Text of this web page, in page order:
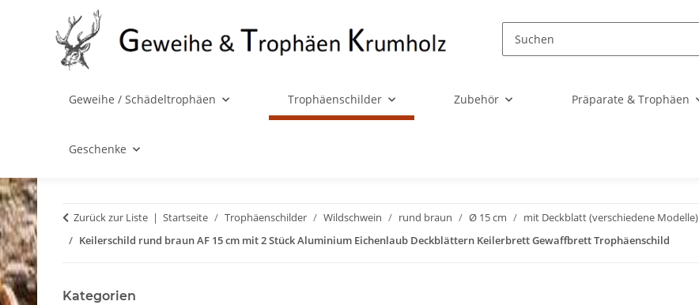
Geweihe / Schädeltrophäen Trophäenschilder Zubehör Präparate & Trophäen
Geschenke
Zurück zur Liste Startseite Trophäenschilder Wildschwein rund braun Ø 15 cm mit Deckblatt (verschiedene Modelle)
Keilerschild rund braun AF 15 cm mit 2 Stück Aluminium Eichenlaub Deckblättern Keilerbrett Gewaffbrett Trophäenschild
Kategorien